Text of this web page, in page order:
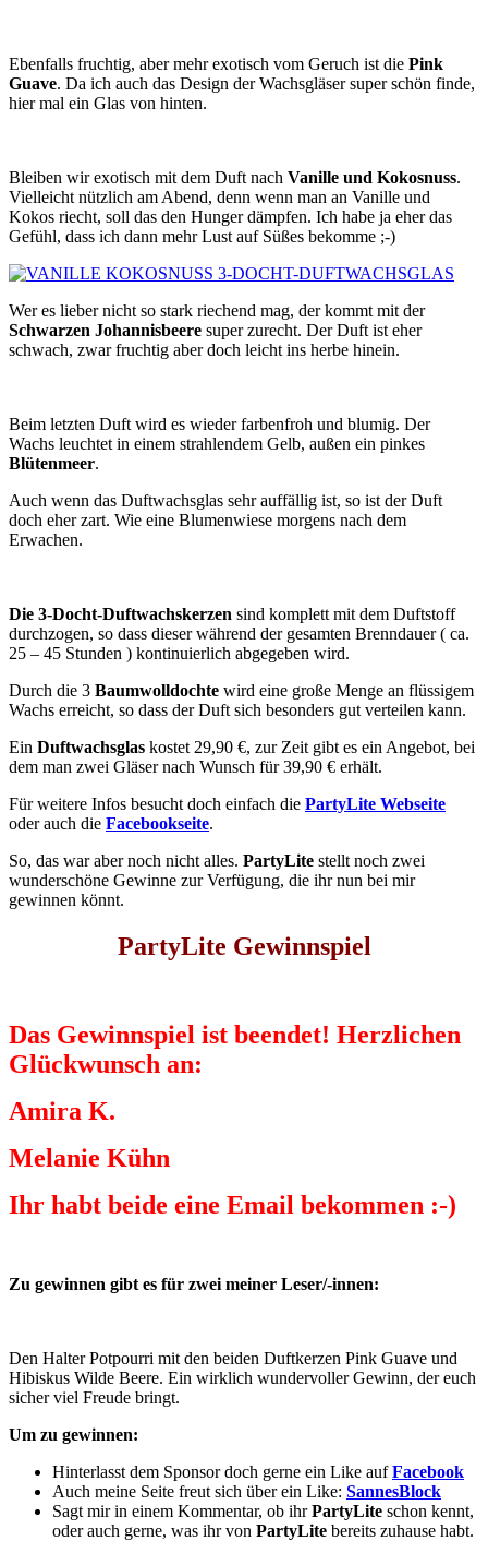
Ebenfalls fruchtig, aber mehr exotisch vom Geruch ist die Pink
Guave. Da ich auch das Design der Wachsgläser super schön finde,
hier mal ein Glas von hinten.
Bleiben wir exotisch mit dem Duft nach Vanille und Kokosnuss.
Vielleicht nützlich am Abend, denn wenn man an Vanille und
Kokos riecht, soll das den Hunger dämpfen. Ich habe ja eher das
Gefühl, dass ich dann mehr Lust auf Süßes bekomme ;-)
Wer es lieber nicht so stark riechend mag, der kommt mit der
Schwarzen Johannisbeere super zurecht. Der Duft ist eher
schwach, zwar fruchtig aber doch leicht ins herbe hinein.
Beim letzten Duft wird es wieder farbenfroh und blumig. Der
Wachs leuchtet in einem strahlendem Gelb, außen ein pinkes
Blütenmeer.
Auch wenn das Duftwachsglas sehr auffällig ist, so ist der Duft
doch eher zart. Wie eine Blumenwiese morgens nach dem
Erwachen.
Die 3-Docht-Duftwachskerzen sind komplett mit dem Duftstoff
durchzogen, so dass dieser während der gesamten Brenndauer ( ca.
25 – 45 Stunden ) kontinuierlich abgegeben wird.
Durch die 3 Baumwolldochte wird eine große Menge an flüssigem
Wachs erreicht, so dass der Duft sich besonders gut verteilen kann.
Ein Duftwachsglas kostet 29,90 €, zur Zeit gibt es ein Angebot, bei
dem man zwei Gläser nach Wunsch für 39,90 € erhält.
Für weitere Infos besucht doch einfach die PartyLite Webseite
oder auch die Facebookseite.
So, das war aber noch nicht alles. PartyLite stellt noch zwei
wunderschöne Gewinne zur Verfügung, die ihr nun bei mir
gewinnen könnt.
PartyLite Gewinnspiel
Das Gewinnspiel ist beendet! Herzlichen
Glückwunsch an:
Amira K.
Melanie Kühn
Ihr habt beide eine Email bekommen :-)
Zu gewinnen gibt es für zwei meiner Leser/-innen:
Den Halter Potpourri mit den beiden Duftkerzen Pink Guave und
Hibiskus Wilde Beere. Ein wirklich wundervoller Gewinn, der euch
sicher viel Freude bringt.
Um zu gewinnen:
Hinterlasst dem Sponsor doch gerne ein Like aufFacebook
Auch meine Seite freut sich über ein Like: SannesBlock
Sagt mir in einem Kommentar, ob ihrPartyLite schon kennt,
oder auch gerne, was ihr von PartyLite bereits zuhause habt.